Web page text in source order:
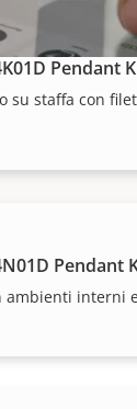
Pendant
su staffa con
Pendant
ambienti interni
partner